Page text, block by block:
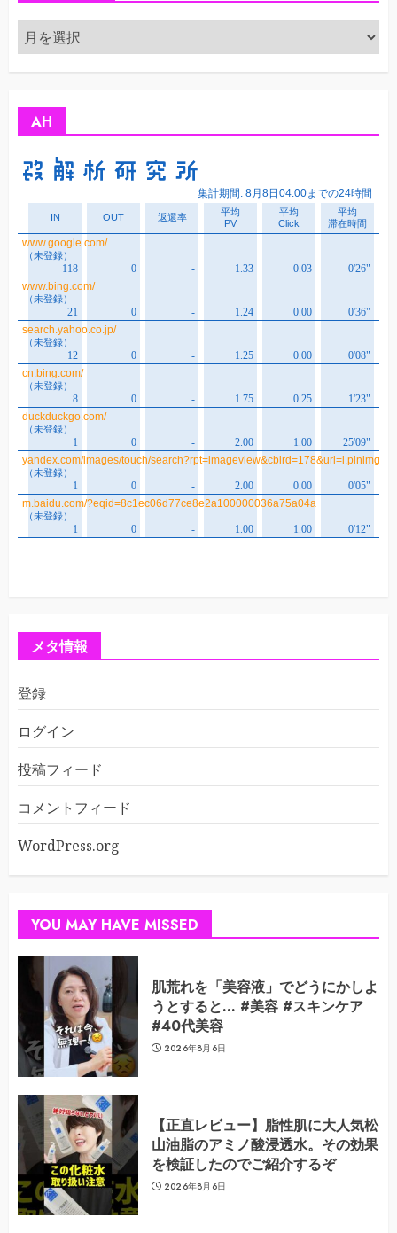
ア
ー
カ
AH
メタ情報
登録
ログイン
投稿フィード
コメントフィード
WordPress.org
YOU MAY HAVE MISSED
肌荒れを「美容液」でどうにかしよ
うとすると… #美容 #スキンケア
#40代美容
2026年8月6日
【正直レビュー】脂性肌に大人気松
山油脂のアミノ酸浸透水。その効果
を検証したのでご紹介するぞ
2026年8月6日